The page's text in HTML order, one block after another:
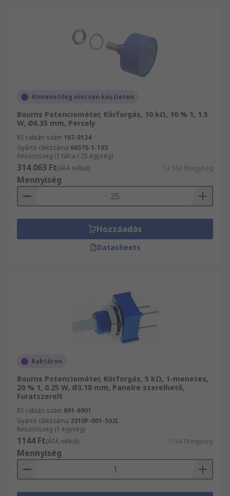
Átmenetileg nincsen készleten
Bourns Potenciométer, Körforgás, 10 kΩ, 10 % 1, 1.5
W, Ø6.35 mm, Persely
RS raktári szám 167-0124
Gyártó cikkszáma 6657S-1-103
Részösszeg (1 tálca / 25 egység)
314 063 Ft(ÁFA nélkül) 12 563 Ft/egység
Mennyiség
Hozzáadás
Datasheets
Raktáron
Bourns Potenciométer, Körforgás, 5 kΩ, 1-menetes,
20 % 1, 0.25 W, Ø3.18 mm, Panelre szerelhető,
Furatszerelt
RS raktári szám 691-6901
Gyártó cikkszáma 3310P-001-502L
Részösszeg (1 egység)
1144 Ft(ÁFA nélkül) 1144 Ft/egység
Mennyiség